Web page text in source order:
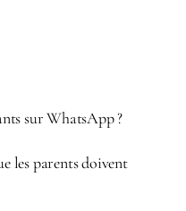
sur WhatsApp ?
les parents doivent